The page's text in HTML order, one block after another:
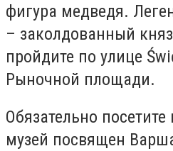
фигура медведя.
– заколдованный
пройдите по улице
Рыночной площади.
Обязательно
музей посвящен